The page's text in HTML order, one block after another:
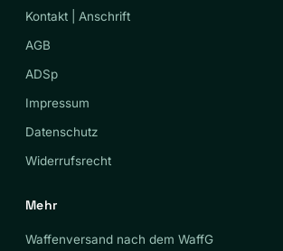
Kontakt | Anschrift
AGB
ADSp
Impressum
Datenschutz
Widerrufsrecht
Mehr
Waffenversand nach dem WaffG